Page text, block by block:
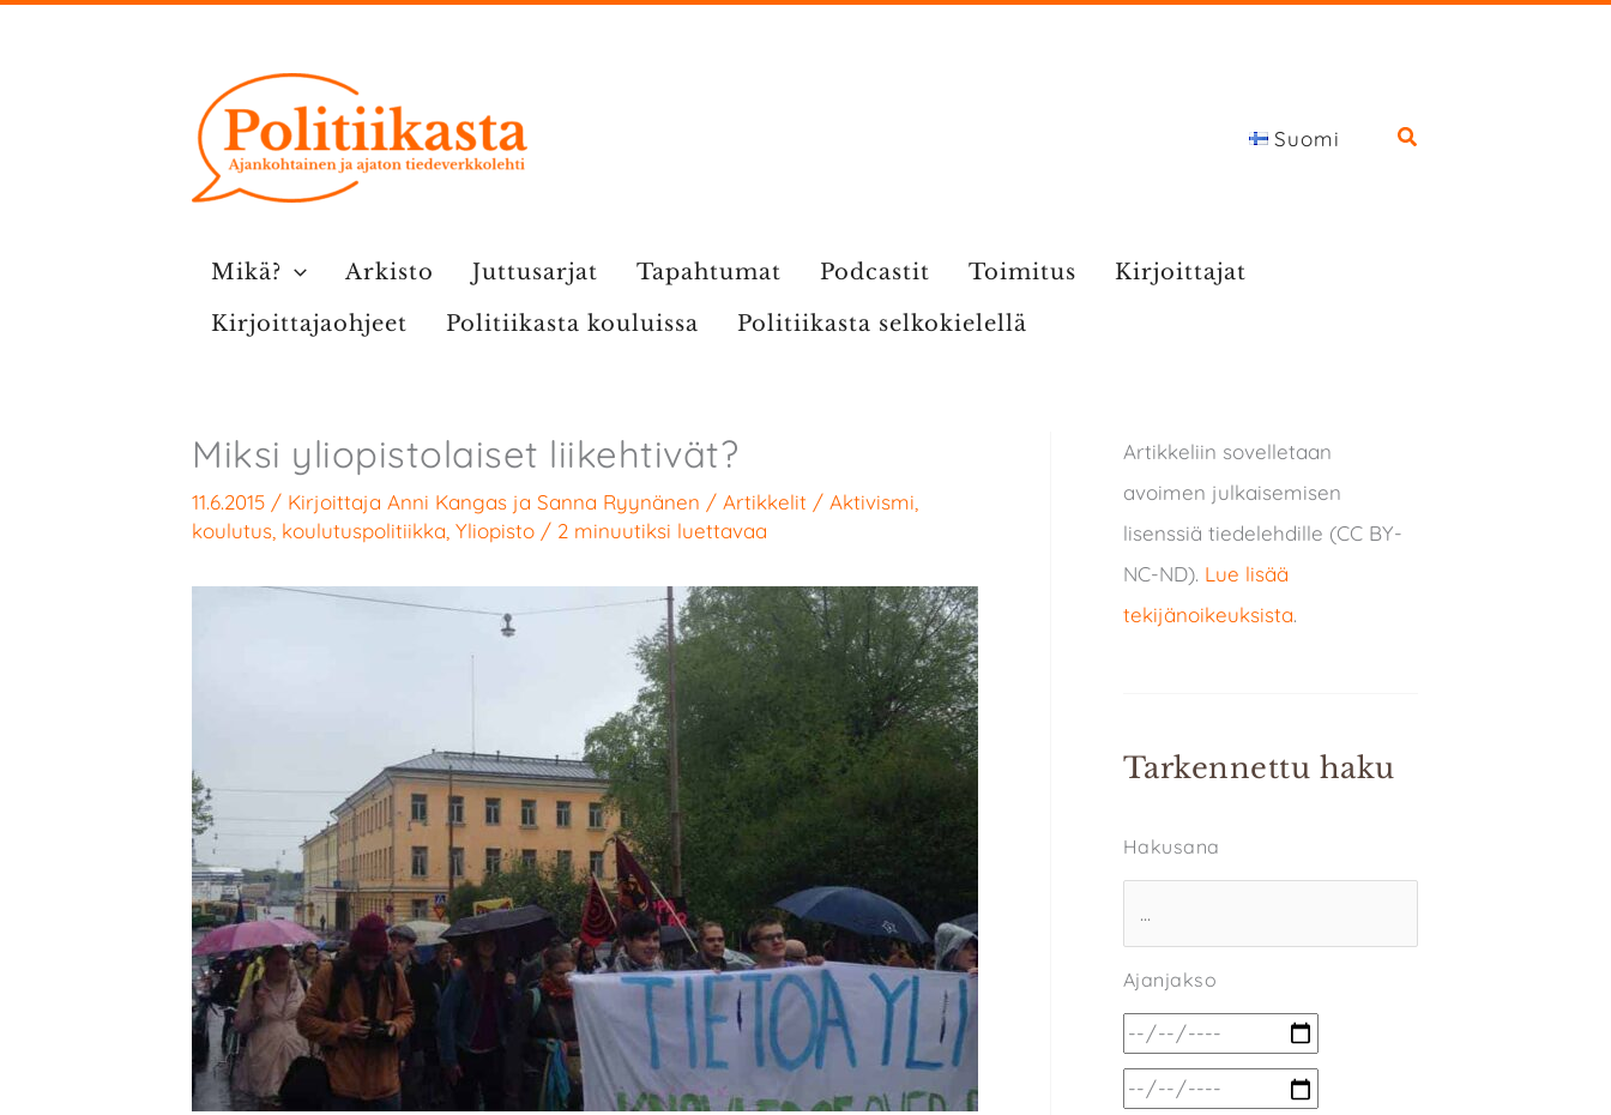
Suomi
Mikä? Arkisto Juttusarjat Tapahtumat Podcastit Toimitus
Kirjoittajat
Kirjoittajaohjeet
Politiikasta kouluissa Politiikasta selkokielellä
Miksi yliopistolaiset liikehtivät?
11.6.2015 / Kirjoittaja Anni Kangas ja Sanna Ryynänen / Artikkelit / Aktivismi
koulutus koulutuspolitiikka Yliopisto / 2 minuutiksi luettavaa
Artikkeliin sovelletaan
avoimen julkaisemisen
lisenssiä tiedelehdille (CC BY-
NC-ND). Lue lisää
tekijänoikeuksista.
Tarkennettu haku
Hakusana
Ajanjakso